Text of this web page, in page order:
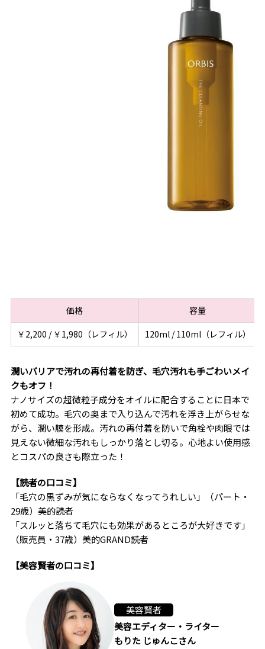
価格
容量
￥2,200 / ￥1,980（レフィル）
120ml / 110ml（レフィル）
潤いバリアで汚れの再付着を防ぎ、毛穴汚れも手ごわいメイ
クもオフ！
ナノサイズの超微粒子成分をオイルに配合することに日本で
初めて成功。毛穴の奥まで入り込んで汚れを浮き上がらせな
がら、潤い膜を形成。汚れの再付着を防いで角栓や肉眼では
見えない微細な汚れもしっかり落とし切る。心地よい使用感
とコスパの良さも際立った！
【読者の口コミ】
「毛穴の黒ずみが気にならなくなってうれしい」（パート・
29歳）美的読者
「スルッと落ちて毛穴にも効果があるところが大好きです」
（販売員・37歳）美的GRAND読者
【美容賢者の口コミ】
美容賢者
美容エディター・ライター
もりた じゅんこさん